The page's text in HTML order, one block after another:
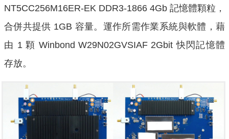
NT5CC256M16ER-EK DDR3-1866 4Gb 記憶體顆粒，
合併共提供 1GB 容量。運作所需作業系統與軟體，藉
由 1 顆 Winbond W29N02GVSIAF 2Gbit 快閃記憶體
存放。